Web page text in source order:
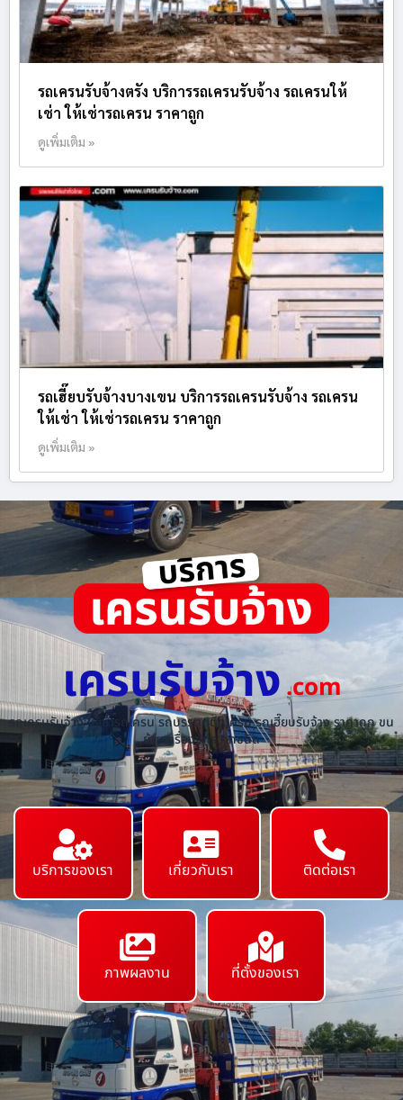
รถเครนรับจ้างตรัง บริการรถเครนรับจ้าง รถเครนให้
เช่า ให้เช่ารถเครน ราคาถูก
ดูเพิ่มเติม »
รถเฮี๊ยบรับจ้างบางเขน บริการรถเครนรับจ้าง รถเครน
ให้เช่า ให้เช่ารถเครน ราคาถูก
ดูเพิ่มเติม »
เครนรับจ้าง.com
รถเครนรับจ้าง ให้เช่ารถเครน รถบรรทุกติดเครน รถเฮี๊ยบรับจ้าง ราคาถูก ขน
ย้ายเครื่องจักร ทุกชนิด
บริการของเรา เกี่ยวกับเรา ติดต่อเรา
ภาพผลงาน ที่ตั้งของเรา